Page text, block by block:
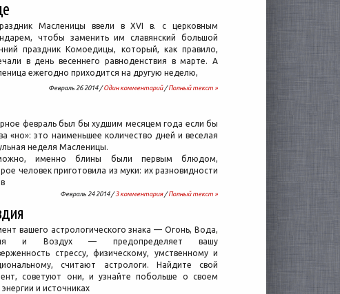
Масленицы ввели в XVI в. с церковным
чтобы заменить им славянский большой
праздник Комоедицы, который, как правило,
в день весеннего равноденствия в марте. А
ежегодно приходится на другую неделю,
Февраль 26 2014 /Один комментарий/Полный текст »
февраль был бы худшим месяцем года если бы
«но»: это наименьшее количество дней и веселая
неделя Масленицы.
именно блины были первым блюдом,
человек приготовила из муки: их разновидности
Февраль 24 2014 /3 комментария/Полный текст »
вашего астрологического знака — Огонь, Вода,
и Воздух — предопределяет вашу
стрессу, физическому, умственному и
считают астрологи. Найдите свой
советуют они, и узнайте побольше о своем
энергии и источниках